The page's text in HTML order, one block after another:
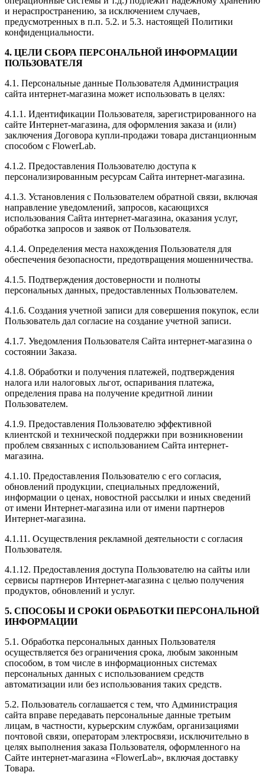
и нераспространению, за исключением случаев,
предусмотренных в п.п. 5.2. и 5.3. настоящей Политики
конфиденциальности.
4. ЦЕЛИ СБОРА ПЕРСОНАЛЬНОЙ ИНФОРМАЦИИ
ПОЛЬЗОВАТЕЛЯ
4.1. Персональные данные Пользователя Администрация
сайта интернет-магазина может использовать в целях:
4.1.1. Идентификации Пользователя, зарегистрированного на
сайте Интернет-магазина, для оформления заказа и (или)
заключения Договора купли-продажи товара дистанционным
способом с FlowerLab.
4.1.2. Предоставления Пользователю доступа к
персонализированным ресурсам Сайта интернет-магазина.
4.1.3. Установления с Пользователем обратной связи, включая
направление уведомлений, запросов, касающихся
использования Сайта интернет-магазина, оказания услуг,
обработка запросов и заявок от Пользователя.
4.1.4. Определения места нахождения Пользователя для
обеспечения безопасности, предотвращения мошенничества.
4.1.5. Подтверждения достоверности и полноты
персональных данных, предоставленных Пользователем.
4.1.6. Создания учетной записи для совершения покупок, если
Пользователь дал согласие на создание учетной записи.
4.1.7. Уведомления Пользователя Сайта интернет-магазина о
состоянии Заказа.
4.1.8. Обработки и получения платежей, подтверждения
налога или налоговых льгот, оспаривания платежа,
определения права на получение кредитной линии
Пользователем.
4.1.9. Предоставления Пользователю эффективной
клиентской и технической поддержки при возникновении
проблем связанных с использованием Сайта интернет-
магазина.
4.1.10. Предоставления Пользователю с его согласия,
обновлений продукции, специальных предложений,
информации о ценах, новостной рассылки и иных сведений
от имени Интернет-магазина или от имени партнеров
Интернет-магазина.
4.1.11. Осуществления рекламной деятельности с согласия
Пользователя.
4.1.12. Предоставления доступа Пользователю на сайты или
сервисы партнеров Интернет-магазина с целью получения
продуктов, обновлений и услуг.
5. СПОСОБЫ И СРОКИ ОБРАБОТКИ ПЕРСОНАЛЬНОЙ
ИНФОРМАЦИИ
5.1. Обработка персональных данных Пользователя
осуществляется без ограничения срока, любым законным
способом, в том числе в информационных системах
персональных данных с использованием средств
автоматизации или без использования таких средств.
5.2. Пользователь соглашается с тем, что Администрация
сайта вправе передавать персональные данные третьим
лицам, в частности, курьерским службам, организациями
почтовой связи, операторам электросвязи, исключительно в
целях выполнения заказа Пользователя, оформленного на
Сайте интернет-магазина «FlowerLab», включая доставку
Товара.